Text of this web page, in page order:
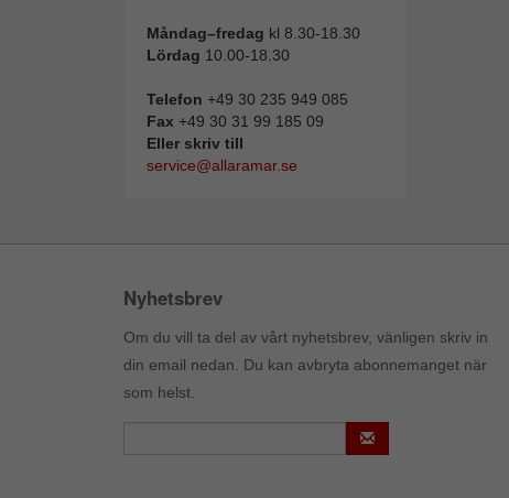
Måndag–fredag kl 8.30-18.30
Lördag 10.00-18.30
Telefon +49 30 235 949 085
Fax +49 30 31 99 185 09
Eller skriv till
service@allaramar.se
Nyhetsbrev
Om du vill ta del av vårt nyhetsbrev, vänligen skriv in
din email nedan. Du kan avbryta abonnemanget när
som helst.